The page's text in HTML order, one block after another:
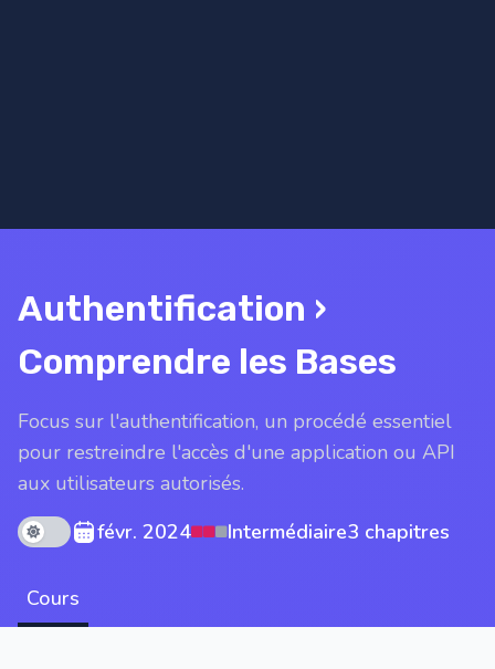
Authentification ›
Comprendre les Bases
Focus sur l'authentification, un procédé essentiel
pour restreindre l'accès d'une application ou API
aux utilisateurs autorisés.
Theme modefévr. 2024 Intermédiaire3 chapitres
Cours